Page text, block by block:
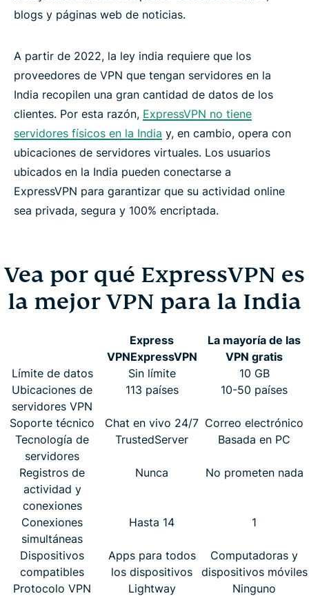
blogs y páginas web de noticias.
A partir de 2022, la ley india requiere que los
proveedores de VPN que tengan servidores en la
India recopilen una gran cantidad de datos de los
clientes. Por esta razón, ExpressVPN no tiene
servidores físicos en la India y, en cambio, opera con
ubicaciones de servidores virtuales. Los usuarios
ubicados en la India pueden conectarse a
ExpressVPN para garantizar que su actividad online
sea privada, segura y 100% encriptada.
Vea por qué ExpressVPN es
la mejor VPN para la India
Express
VPNExpressVPN
La mayoría de las
VPN gratis
Límite de datos
Sin límite
10 GB
Ubicaciones de
servidores VPN
113 países 10-50 países
Soporte técnico Chat en vivo 24/7 Correo electrónico
Tecnología de
servidores
TrustedServer Basada en PC
Registros de
actividad y
conexiones
Nunca No prometen nada
Conexiones
simultáneas
Hasta 14 1
Dispositivos
compatibles
Apps para todos
los dispositivos
Computadoras y
dispositivos móviles
Protocolo VPN
Lightway Ninguno